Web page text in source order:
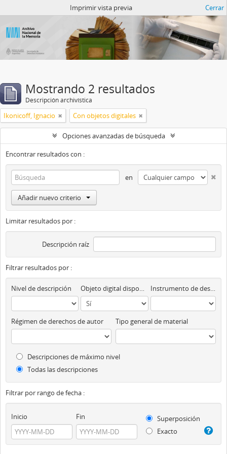
Imprimir vista previa Cerrar
Mostrando 2 resultados
Descripción archivística
Ikonicoff, Ignacio Con objetos digitales
Opciones avanzadas de búsqueda
Encontrar resultados con :
en
Añadir nuevo criterio
Limitar resultados por :
Descripción raíz
Filtrar resultados por :
Nivel de descripción Objeto digital disponibles Instrumento de descripción
Régimen de derechos de autor Tipo general de material
Descripciones de máximo nivel
Todas las descripciones
Filtrar por rango de fecha :
Inicio Fin
Superposición
Exacto